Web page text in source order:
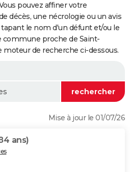
pouvez affiner votre
décès, une nécrologie ou un avis
le nom d'un défunt et/ou le
commune proche de Saint-
moteur de recherche ci-dessous.
Mise à jour le 01/07/26
ans)